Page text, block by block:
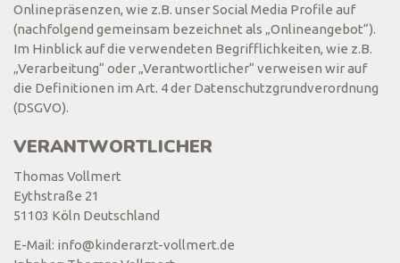
Onlinepräsenzen, wie z.B. unser Social Media Profile auf
(nachfolgend gemeinsam bezeichnet als „Onlineangebot“).
Im Hinblick auf die verwendeten Begrifflichkeiten, wie z.B.
„Verarbeitung“ oder „Verantwortlicher“ verweisen wir auf
die Definitionen im Art. 4 der Datenschutzgrundverordnung
(DSGVO).
VERANTWORTLICHER
Thomas Vollmert
Eythstraße 21
51103 Köln Deutschland
E-Mail: info@kinderarzt-vollmert.de